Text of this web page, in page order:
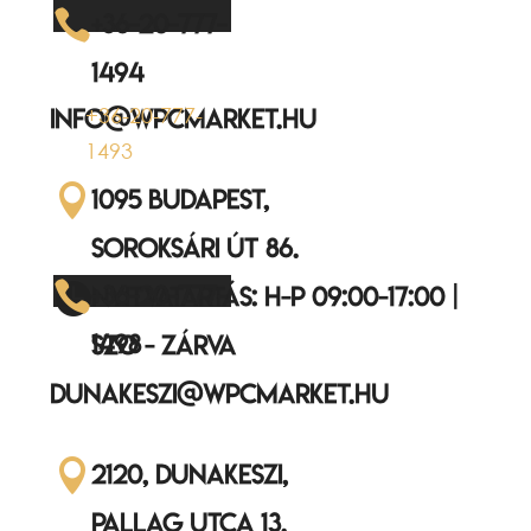
info@wpcmarket.hu
+36-20-777-
1494
+36-20-777-
1493
1095 Budapest,
Soroksári út 86.
 Nyitvatartás: H-P 09:00-17:00 |
Szo - ZÁRVA
dunakeszi@wpcmarket.hu

1498
2120, Dunakeszi,
Pallag utca 13.